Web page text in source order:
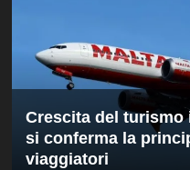
di
Montreal,
sconfitto
in
due
set
Crescita del turismo
si conferma la
viaggiatori